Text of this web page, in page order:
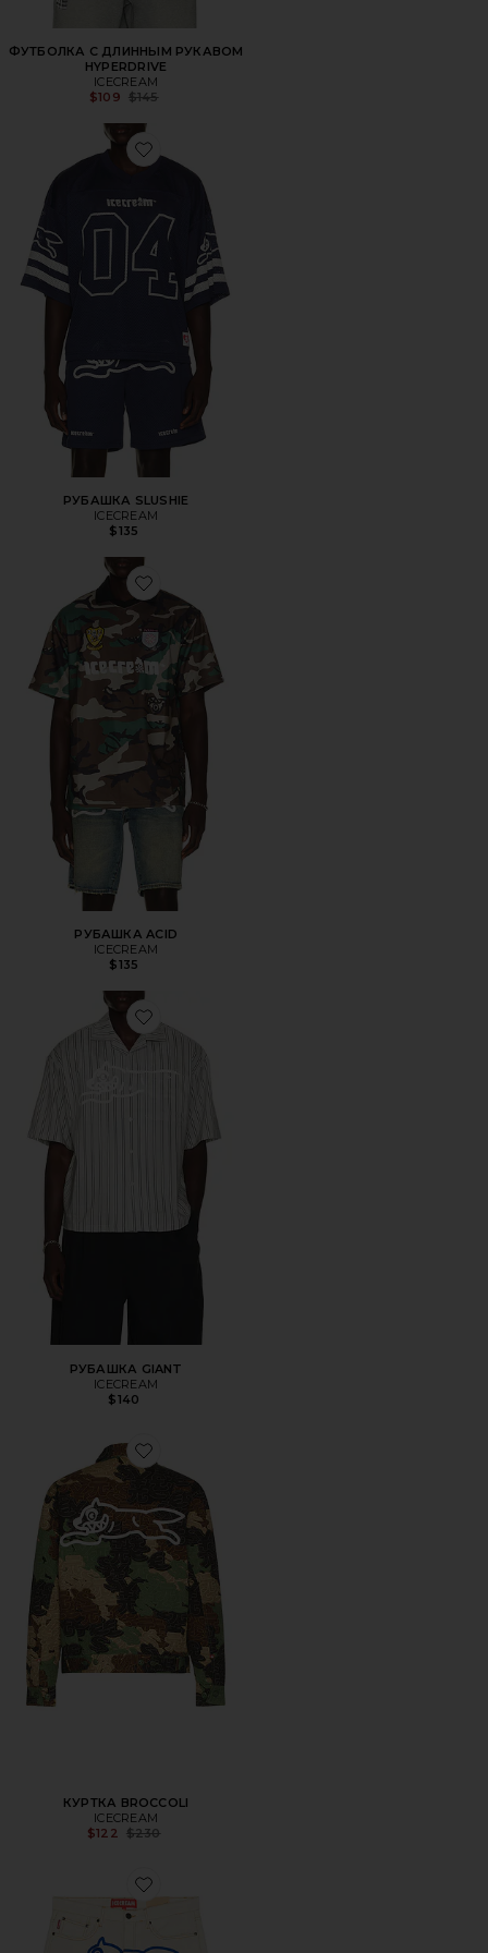
ФУТБОЛКА С ДЛИННЫМ РУКАВОМ
HYPERDRIVE
ICECREAM
$109 Previous price:
$145
Favorite РУБАШКА SLUSHIE
РУБАШКА SLUSHIE
ICECREAM
$135
Favorite РУБАШКА ACID
РУБАШКА ACID
ICECREAM
$135
Favorite РУБАШКА GIANT
РУБАШКА GIANT
ICECREAM
$140
Favorite КУРТКА BROCCOLI
КУРТКА BROCCOLI
ICECREAM
$122
Previous price:
$230
Favorite ШОРТЫ